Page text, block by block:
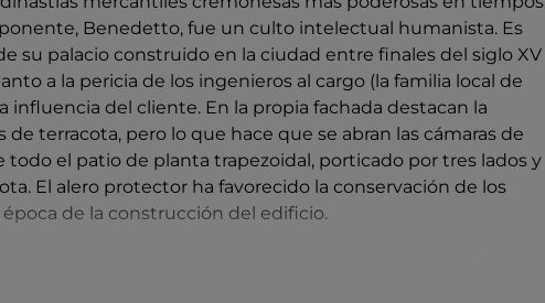
Benedetto, fue un culto intelectual humanista. Es
su palacio construido en la ciudad entre finales del siglo XV
a la pericia de los ingenieros al cargo (la familia local de
influencia del cliente. En la propia fachada destacan la
terracota, pero lo que hace que se abran las cámaras de
todo el patio de planta trapezoidal, porticado por tres lados y
El alero protector ha favorecido la conservación de los
de la construcción del edificio.
a la derecha por Corso Mazzini y Corso Matteotti. Si en